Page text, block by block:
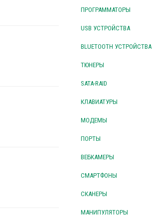
ПРОГРАММАТОРЫ
USB УСТРОЙСТВА
BLUETOOTH УСТРОЙСТВА
ТЮНЕРЫ
SATA-RAID
КЛАВИАТУРЫ
МОДЕМЫ
ПОРТЫ
ВЕБКАМЕРЫ
СМАРТФОНЫ
СКАНЕРЫ
МАНИПУЛЯТОРЫ